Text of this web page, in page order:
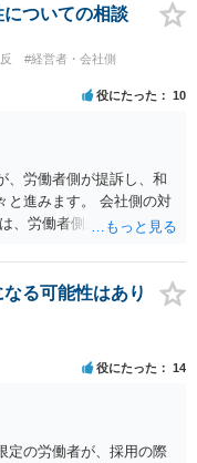
あると思います。 【ご質
うかは、普通解雇の上で
の必要がある際の場合と
対して】 「協調性のな
います。 指導や面談も
するチャンスも与えなか
。 以上、ご質問が簡略
す。 ご参考になさって下
ついての相談
#経営者・会社側
役にたった 10
、労働者側が提訴し、和
と進みます。 会社側の対
、労働者側が「争わな
る可能性はあり
役にたった 14
定の労働者が、採用の際